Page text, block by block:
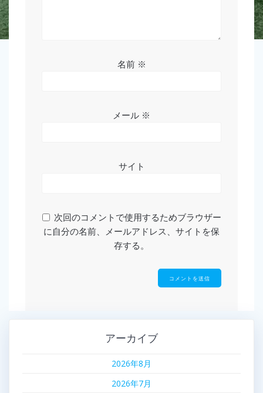
名前 ※
メール ※
サイト
次回のコメントで使用するためブラウザー
に自分の名前、メールアドレス、サイトを保
存する。
アーカイブ
2026年8月
2026年7月